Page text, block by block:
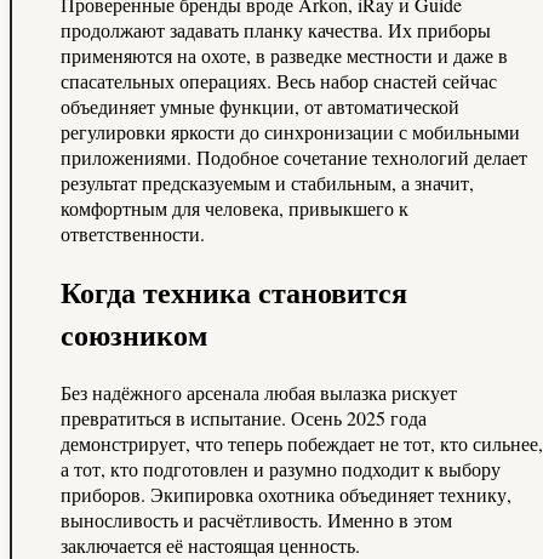
продолжают задавать планку качества. Их приборы
применяются на охоте, в разведке местности и даже в
спасательных операциях. Весь набор снастей сейчас
объединяет умные функции, от автоматической
регулировки яркости до синхронизации с мобильными
приложениями. Подобное сочетание технологий делает
результат предсказуемым и стабильным, а значит,
комфортным для человека, привыкшего к
ответственности.
Когда техника становится
союзником
Без надёжного арсенала любая вылазка рискует
превратиться в испытание. Осень 2025 года
демонстрирует, что теперь побеждает не тот, кто сильнее,
а тот, кто подготовлен и разумно подходит к выбору
приборов. Экипировка охотника объединяет технику,
выносливость и расчётливость. Именно в этом
заключается её настоящая ценность.